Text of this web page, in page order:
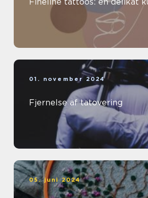
01. november 2024
Fjernelse af tatovering
05. juni 2024